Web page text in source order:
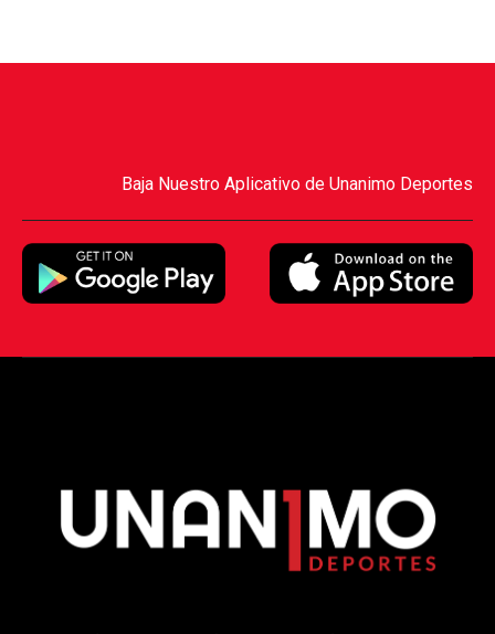
Baja Nuestro Aplicativo de Unanimo Deportes